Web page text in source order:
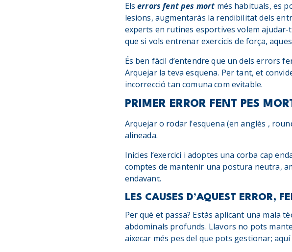
Elserrors fent pes mort més habituals, es
lesions, augmentaràs la rendibilitat dels
experts en rutines esportives volem
que si vols entrenar exercicis de força,
És ben fàcil d’entendre que un dels errors
Arquejar la teva esquena. Per tant, et
incorrecció tan comuna com evitable.
PRIMER ERROR FENT PES
Arquejar o rodar l’esquena (en anglès ,
alineada.
Inicies l’exercici i adoptes una corba cap
comptes de mantenir una postura neutra,
endavant.
LES CAUSES D’AQUEST ERROR,
Per què et passa? Estàs aplicant una mala
abdominals profunds. Llavors no pots
aixecar més pes del que pots gestionar;